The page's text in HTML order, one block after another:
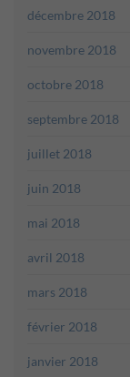
décembre 2018
novembre 2018
octobre 2018
septembre 2018
juillet 2018
juin 2018
mai 2018
avril 2018
mars 2018
février 2018
janvier 2018